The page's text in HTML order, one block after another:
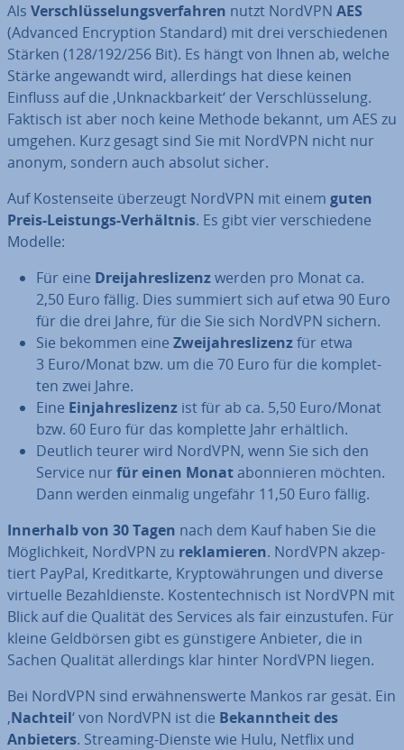
Als Ver­schlüs­se­lungs­ver­fah­ren nutzt NordVPN AES
(Advanced En­cryp­ti­on Standard) mit drei ver­schie­de­nen
Stärken (128/192/256 Bit). Es hängt von Ihnen ab, welche
Stärke angewandt wird, al­ler­dings hat diese keinen
Einfluss auf die ‚Un­knack­bar­keit‘ der Ver­schlüs­se­lung.
Faktisch ist aber noch keine Methode bekannt, um AES zu
umgehen. Kurz gesagt sind Sie mit NordVPN nicht nur
anonym, sondern auch absolut sicher.
Auf Kos­ten­sei­te überzeugt NordVPN mit einem guten
Preis-Leistungs-Ver­hält­nis. Es gibt vier ver­schie­de­ne
Modelle:
Für eine Drei­jah­res­li­zenzwerden pro Monat ca.
2,50 Euro fällig. Dies summiert sich auf etwa 90 Euro
für die drei Jahre, für die Sie sich NordVPN sichern.
Sie bekommen eine Zwei­jah­res­li­zenzfür etwa
3 Euro/Monat bzw. um die 70 Euro für die kom­plet­
ten zwei Jahre.
Eine Ein­jah­res­li­zenz ist für ab ca. 5,50 Euro/Monat
bzw. 60 Euro für das komplette Jahr er­hält­lich.
Deutlich teurer wird NordVPN, wenn Sie sich den
Service nur für einen Monatabon­nie­ren möchten.
Dann werden einmalig ungefähr 11,50 Euro fällig.
Innerhalb von 30 Tagen nach dem Kauf haben Sie die
Mög­lich­keit, NordVPN zu re­kla­mie­ren. NordVPN ak­zep­
tiert PayPal, Kre­dit­kar­te, Kryp­to­wäh­run­gen und diverse
virtuelle Be­zahl­diens­te. Kos­ten­tech­nisch ist NordVPN mit
Blick auf die Qualität des Services als fair ein­zu­stu­fen. Für
kleine Geld­bör­sen gibt es güns­ti­ge­re Anbieter, die in
Sachen Qualität al­ler­dings klar hinter NordVPN liegen.
Bei NordVPN sind er­wäh­nens­wer­te Mankos rar gesät. Ein
‚Nachteil‘ von NordVPN ist die Be­kannt­heit des
Anbieters. Streaming-Dienste wie Hulu, Netflix und